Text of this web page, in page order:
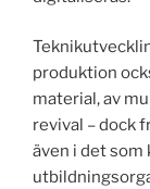
produktion
material, av
revival – dock
även i det som